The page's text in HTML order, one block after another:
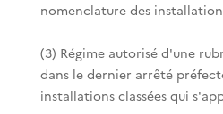
nomenclature des
(3) Régime autorisé d'une
dans le dernier arrêté
installations classées qui